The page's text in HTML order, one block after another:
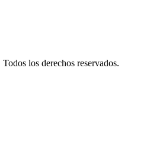
los derechos reservados.